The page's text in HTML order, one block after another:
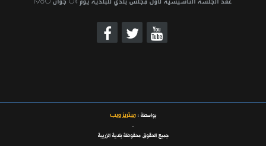
بواسطة :ميتريز ويب
_
جميع الحقوق محفوظة بلدية الزريبة